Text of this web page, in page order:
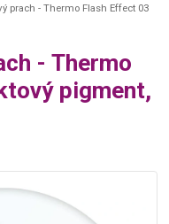
prach - Thermo Flash Effect 03
- Thermo
pigment,